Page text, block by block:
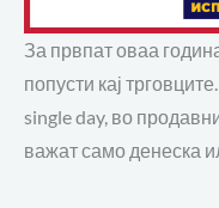
За првпат оваа
попусти кај
single day, во
важат само денеска